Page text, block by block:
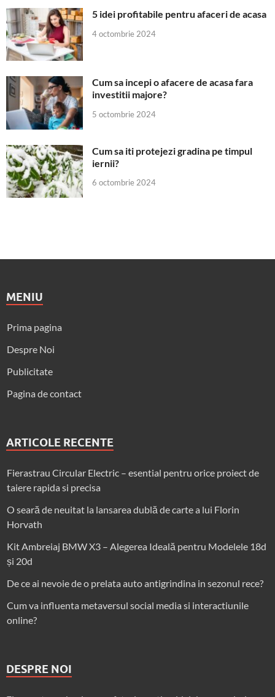
5 idei profitabile pentru afaceri de acasa
4 octombrie 2024
Cum sa incepi o afacere de acasa fara
investitii majore?
5 octombrie 2024
Cum sa iti protejezi gradina pe timpul
iernii?
6 octombrie 2024
MENIU
Prima pagina
Despre Noi
Publicitate
Pagina de contact
ARTICOLE RECENTE
Fierastrau Circular Electric – esential pentru orice proiect de
taiere rapida si precisa
O seară de neuitat la lansarea dublă de carte a lui Florin
Horvath
Kit Ambreiaj BMW X3 – Alegerea Ideală pentru Modelele 18d
și 20d
De ce ai nevoie de o prelata auto antigrindina in sezonul rece?
Cum va influenta metaversul social media si interactiunile
online?
DESPRE NOI